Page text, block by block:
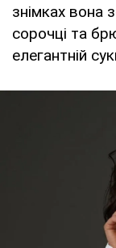
знімках вона
сорочці та
елегантній